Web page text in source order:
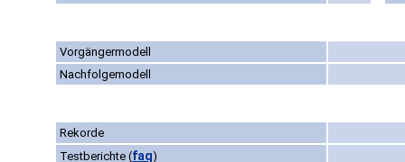
Vorgängermodell
Nachfolgemodell
Rekorde
Testberichte (faq)